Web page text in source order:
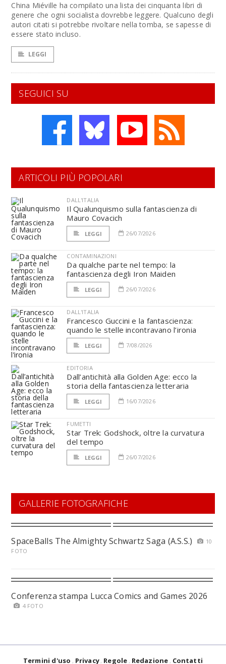
China Miéville ha compilato una lista dei cinquanta libri di
genere che ogni socialista dovrebbe leggere. Qualcuno degli
autori citati si potrebbe rivoltare nella tomba, se sapesse di
essere stato incluso.
LEGGI
SEGUICI SU
ARTICOLI PIÙ POPOLARI
DALL'ITALIA
Il Qualunquismo sulla fantascienza di
Mauro Covacich
LEGGI 26/07/2026
CONTAMINAZIONI
Da qualche parte nel tempo: la
fantascienza degli Iron Maiden
LEGGI 26/07/2026
DALL'ITALIA
Francesco Guccini e la fantascienza:
quando le stelle incontravano l’ironia
LEGGI 7/08/2026
EDITORIA
Dall’antichità alla Golden Age: ecco la
storia della fantascienza letteraria
LEGGI 16/07/2026
FUMETTI
Star Trek: Godshock, oltre la curvatura
del tempo
LEGGI 26/07/2026
GALLERIE FOTOGRAFICHE
SpaceBalls The Almighty Schwartz Saga (A.S.S.)
10
FOTO
Conferenza stampa Lucca Comics and Games 2026
4 FOTO
Termini d'uso Privacy Regole Redazione Contatti